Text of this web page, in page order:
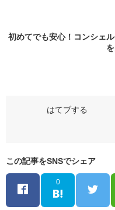
初めてでも安心！コンシェ
この記事をSNSでシェア
0